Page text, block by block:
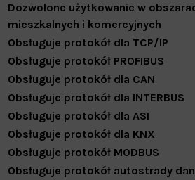
Dozwolone użytkowanie w
mieszkalnych i komercyjnych
Obsługuje protokół dla TCP/IP
Obsługuje protokół PROFIBUS
Obsługuje protokół dla CAN
Obsługuje protokół dla INTERBUS
Obsługuje protokół dla ASI
Obsługuje protokół dla KNX
Obsługuje protokół MODBUS
Obsługuje protokół autostrady